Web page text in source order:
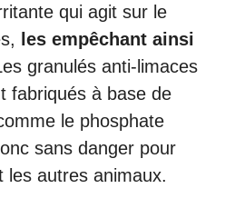
qui agit sur le
les empêchant ainsi
granulés anti-limaces
fabriqués à base de
le phosphate
sans danger pour
les autres animaux.